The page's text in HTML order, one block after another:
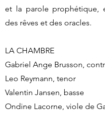
et la parole prophétique,
des rêves et des oracles.
LA CHAMBRE
Gabriel Ange Brusson,
Leo Reymann, tenor
Valentin Jansen, basse
Ondine Lacorne, viole de